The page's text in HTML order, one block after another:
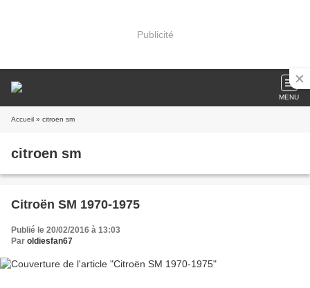
Publicité
MENU
Accueil » citroen sm
citroen sm
Citroën SM 1970-1975
Publié le 20/02/2016 à 13:03
Par oldiesfan67